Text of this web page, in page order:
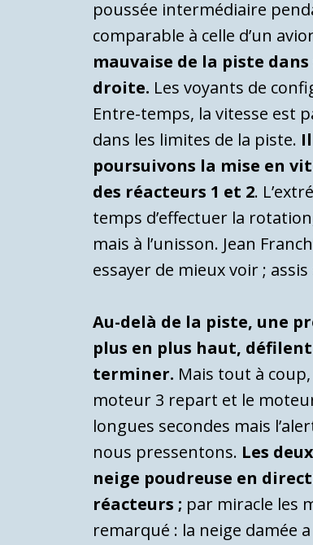
poussée intermédiaire
comparable à celle d’un
mauvaise de la piste
droite. Les voyants de
Entre-temps, la vitesse est
dans les limites de la piste.
poursuivons la mise en
des réacteurs 1 et 2.
temps d’effectuer la
mais à l’unisson. Jean
essayer de mieux voir ;
Au-delà de la piste, une
plus en plus haut,
terminer. Mais tout à
moteur 3 repart et le
longues secondes mais
nous pressentons. Les
neige poudreuse en
réacteurs ; par miracle les
remarqué : la neige damée